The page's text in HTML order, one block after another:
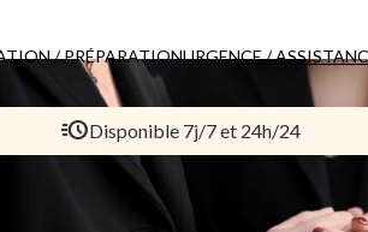
/ PRÉPARATIONURGENCE /
Disponible 7j/7 et 24h/24